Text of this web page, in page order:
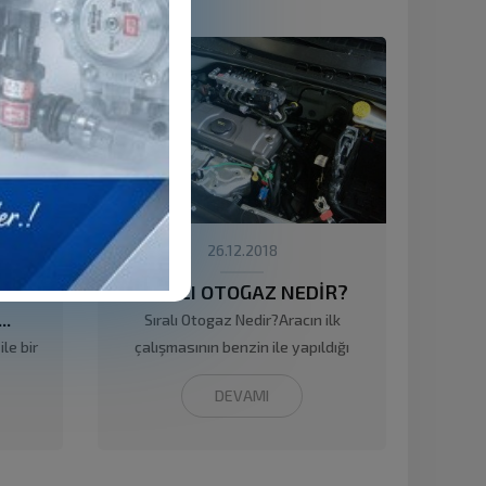
bir
26.12.2018
SIRALI OTOGAZ NEDİR?
Sıralı Otogaz Nedir?Aracın ilk
çalışmasının benzin ile yapıldığı
DEVAMI